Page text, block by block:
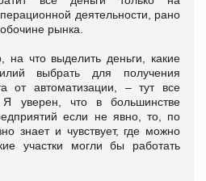
деятельности, рано
рынка.
на что выделить деньги, какие
выбрать для получения
от автоматизации, – тут все
Я уверен, что в большинстве
если не явно, то, по
знает и чувствует, где можно
участки могли бы работать